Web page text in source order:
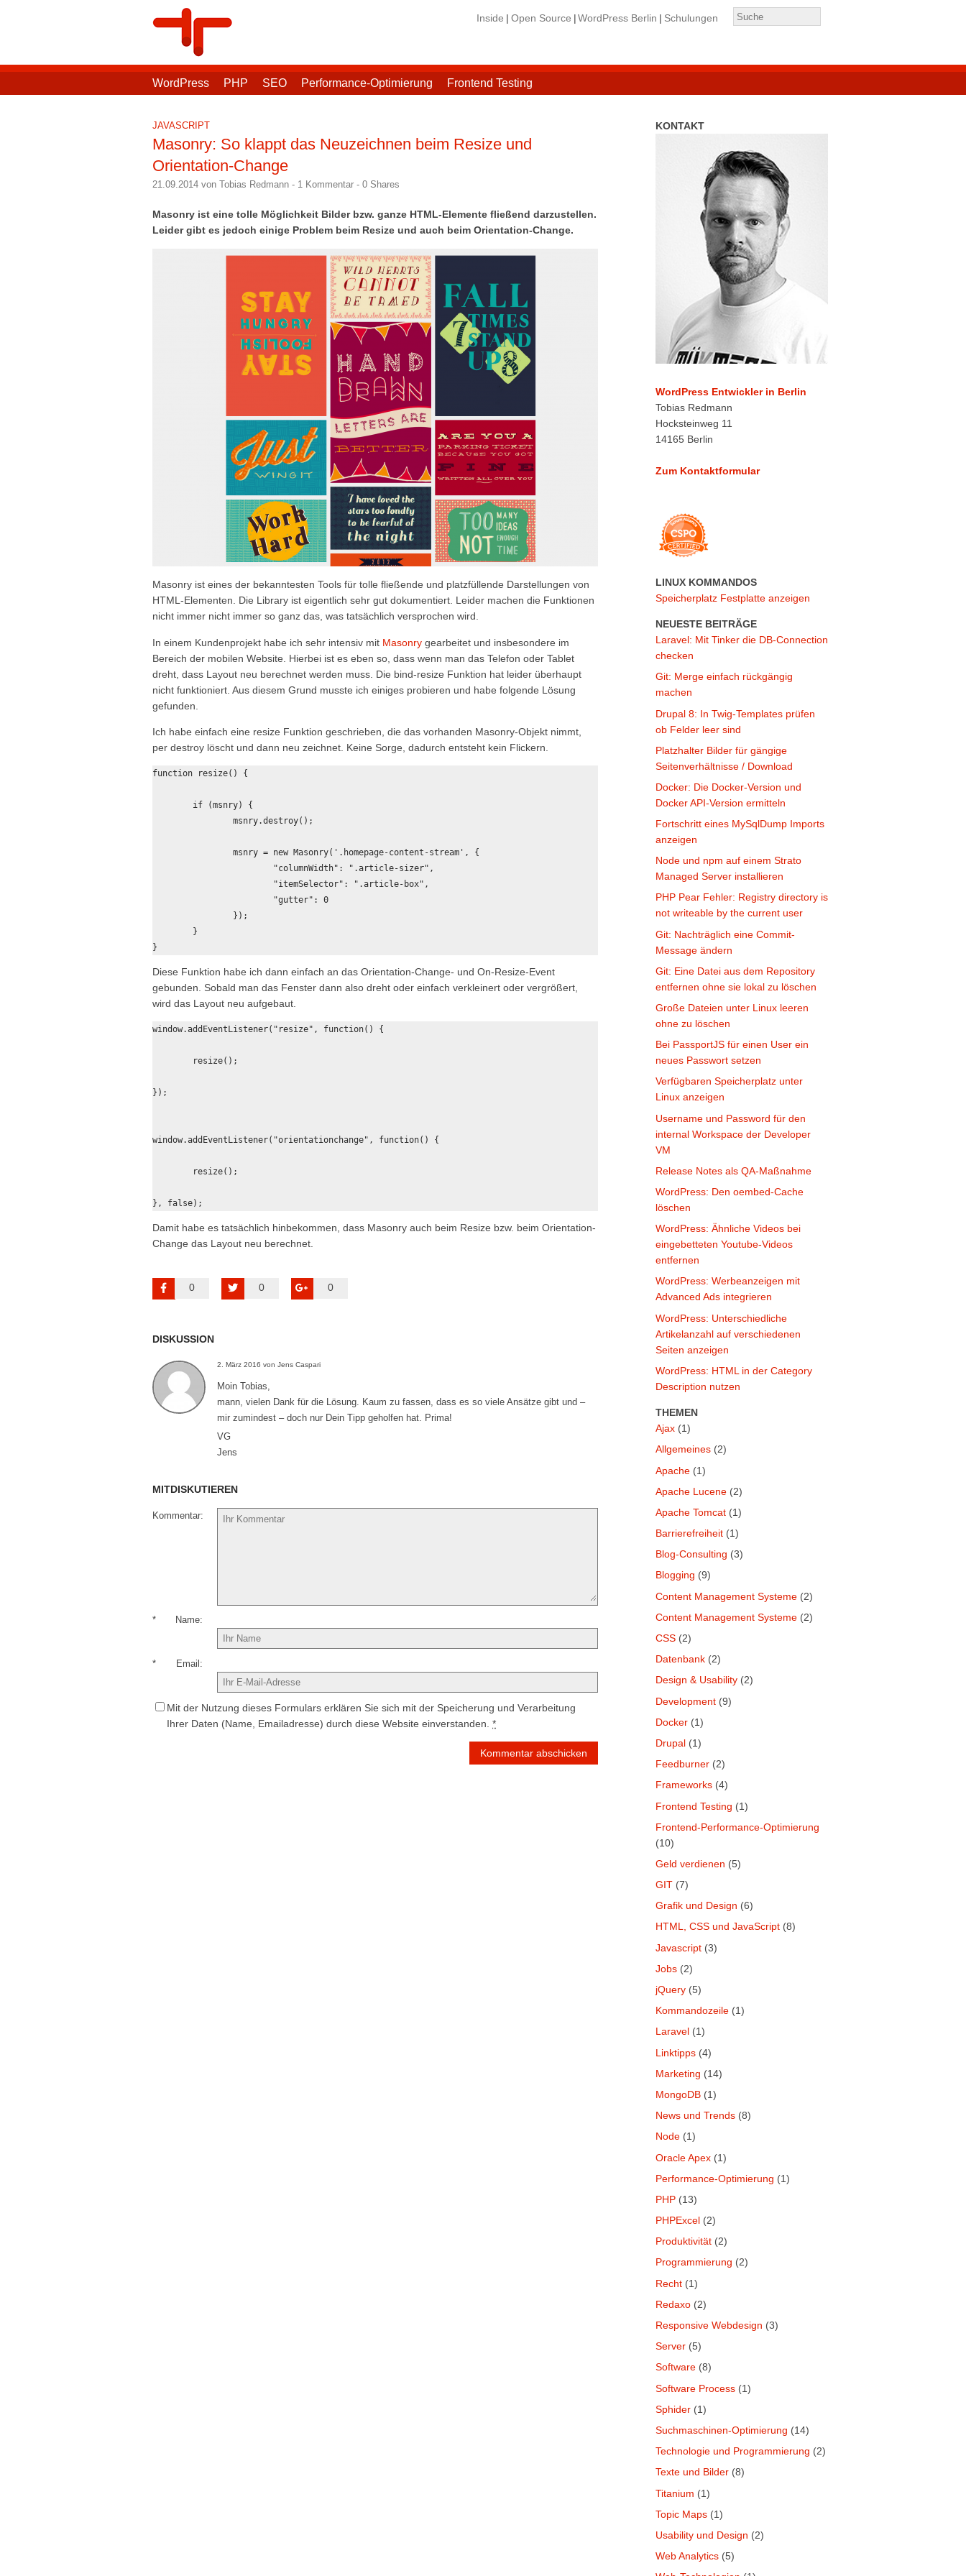
Inside Open Source WordPress Berlin Schulungen
WordPress PHP SEO Performance-Optimierung Frontend Testing
JAVASCRIPT
Masonry: So klappt das Neuzeichnen beim Resize und
Orientation-Change
21.09.2014 von Tobias Redmann - 1 Kommentar - 0 Shares
Masonry ist eine tolle Möglichkeit Bilder bzw. ganze HTML-Elemente fließend darzustellen.
Leider gibt es jedoch einige Problem beim Resize und auch beim Orientation-Change.
Masonry ist eines der bekanntesten Tools für tolle fließende und platzfüllende Darstellungen von
HTML-Elementen. Die Library ist eigentlich sehr gut dokumentiert. Leider machen die Funktionen
nicht immer nicht immer so ganz das, was tatsächlich versprochen wird.
In einem Kundenprojekt habe ich sehr intensiv mit Masonry gearbeitet und insbesondere im
Bereich der mobilen Website. Hierbei ist es eben so, dass wenn man das Telefon oder Tablet
dreht, dass Layout neu berechnet werden muss. Die bind-resize Funktion hat leider überhaupt
nicht funktioniert. Aus diesem Grund musste ich einiges probieren und habe folgende Lösung
gefunden.
Ich habe einfach eine resize Funktion geschrieben, die das vorhanden Masonry-Objekt nimmt,
per destroy löscht und dann neu zeichnet. Keine Sorge, dadurch entsteht kein Flickern.
function resize() {
}
Diese Funktion habe ich dann einfach an das Orientation-Change- und On-Resize-Event
gebunden. Sobald man das Fenster dann also dreht oder einfach verkleinert oder vergrößert,
wird das Layout neu aufgebaut.
window.addEventListener("resize", function() {
});
window.addEventListener("orientationchange", function() {
}, false);
Damit habe es tatsächlich hinbekommen, dass Masonry auch beim Resize bzw. beim Orientation-
Change das Layout neu berechnet.
0 0 0
DISKUSSION
2. März 2016 von Jens Caspari
Moin Tobias,
mann, vielen Dank für die Lösung. Kaum zu fassen, dass es so viele Ansätze gibt und –
mir zumindest – doch nur Dein Tipp geholfen hat. Prima!
VG
Jens
MITDISKUTIEREN
Kommentar
Name
*
Email
*
Mit der Nutzung dieses Formulars erklären Sie sich mit der Speicherung und Verarbeitung
Ihrer Daten (Name, Emailadresse) durch diese Website einverstanden. *
KONTAKT
WordPress Entwickler in Berlin
Tobias Redmann
Hocksteinweg 11
14165 Berlin
Zum Kontaktformular
LINUX KOMMANDOS
Speicherplatz Festplatte anzeigen
NEUESTE BEITRÄGE
Laravel: Mit Tinker die DB-Connection
checken
Git: Merge einfach rückgängig
machen
Drupal 8: In Twig-Templates prüfen
ob Felder leer sind
Platzhalter Bilder für gängige
Seitenverhältnisse / Download
Docker: Die Docker-Version und
Docker API-Version ermitteln
Fortschritt eines MySqlDump Imports
anzeigen
Node und npm auf einem Strato
Managed Server installieren
PHP Pear Fehler: Registry directory is
not writeable by the current user
Git: Nachträglich eine Commit-
Message ändern
Git: Eine Datei aus dem Repository
entfernen ohne sie lokal zu löschen
Große Dateien unter Linux leeren
ohne zu löschen
Bei PassportJS für einen User ein
neues Passwort setzen
Verfügbaren Speicherplatz unter
Linux anzeigen
Username und Password für den
internal Workspace der Developer
VM
Release Notes als QA-Maßnahme
WordPress: Den oembed-Cache
löschen
WordPress: Ähnliche Videos bei
eingebetteten Youtube-Videos
entfernen
WordPress: Werbeanzeigen mit
Advanced Ads integrieren
WordPress: Unterschiedliche
Artikelanzahl auf verschiedenen
Seiten anzeigen
WordPress: HTML in der Category
Description nutzen
THEMEN
Ajax (1)
Allgemeines (2)
Apache (1)
Apache Lucene (2)
Apache Tomcat (1)
Barrierefreiheit (1)
Blog-Consulting (3)
Blogging (9)
Content Management Systeme (2)
Content Management Systeme (2)
CSS (2)
Datenbank (2)
Design & Usability (2)
Development (9)
Docker (1)
Drupal (1)
Feedburner (2)
Frameworks (4)
Frontend Testing (1)
Frontend-Performance-Optimierung
(10)
Geld verdienen (5)
GIT (7)
Grafik und Design (6)
HTML, CSS und JavaScript (8)
Javascript (3)
Jobs (2)
jQuery (5)
Kommandozeile (1)
Laravel (1)
Linktipps (4)
Marketing (14)
MongoDB (1)
News und Trends (8)
Node (1)
Oracle Apex (1)
Performance-Optimierung (1)
PHP (13)
PHPExcel (2)
Produktivität (2)
Programmierung (2)
Recht (1)
Redaxo (2)
Responsive Webdesign (3)
Server (5)
Software (8)
Software Process (1)
Sphider (1)
Suchmaschinen-Optimierung (14)
Technologie und Programmierung (2)
Texte und Bilder (8)
Titanium (1)
Topic Maps (1)
Usability und Design (2)
Web Analytics (5)